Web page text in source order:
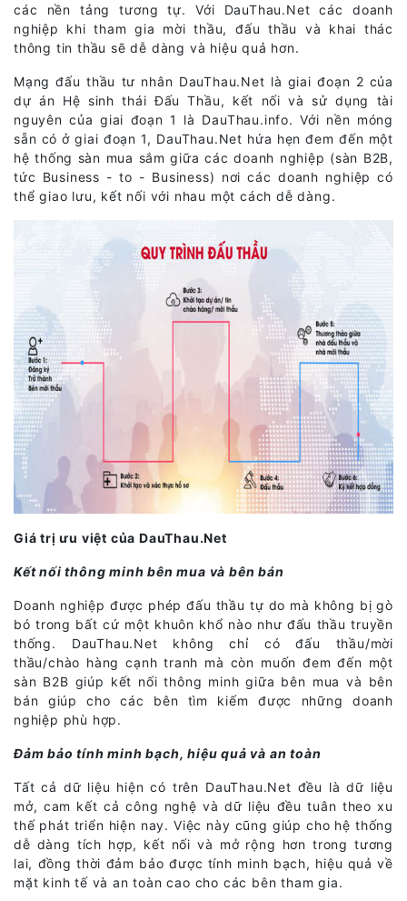
các nền tảng tương tự. Với DauThau.Net các doanh
nghiệp khi tham gia mời thầu, đấu thầu và khai thác
thông tin thầu sẽ dễ dàng và hiệu quả hơn.
Mạng đấu thầu tư nhân DauThau.Net là giai đoạn 2 của
dự án Hệ sinh thái Đấu Thầu, kết nối và sử dụng tài
nguyên của giai đoạn 1 là DauThau.info. Với nền móng
sẵn có ở giai đoạn 1, DauThau.Net hứa hẹn đem đến một
hệ thống sàn mua sắm giữa các doanh nghiệp (sàn B2B,
tức Business - to - Business) nơi các doanh nghiệp có
thể giao lưu, kết nối với nhau một cách dễ dàng.
Giá trị ưu việt của DauThau.Net
Kết nối thông minh bên mua và bên bán
Doanh nghiệp được phép đấu thầu tự do mà không bị gò
bó trong bất cứ một khuôn khổ nào như đấu thầu truyền
thống. DauThau.Net không chỉ có đấu thầu/mời
thầu/chào hàng cạnh tranh mà còn muốn đem đến một
sàn B2B giúp kết nối thông minh giữa bên mua và bên
bán giúp cho các bên tìm kiếm được những doanh
nghiệp phù hợp.
Đảm bảo tính minh bạch, hiệu quả và an toàn
Tất cả dữ liệu hiện có trên DauThau.Net đều là dữ liệu
mở, cam kết cả công nghệ và dữ liệu đều tuân theo xu
thế phát triển hiện nay. Việc này cũng giúp cho hệ thống
dễ dàng tích hợp, kết nối và mở rộng hơn trong tương
lai, đồng thời đảm bảo được tính minh bạch, hiệu quả về
mặt kinh tế và an toàn cao cho các bên tham gia.